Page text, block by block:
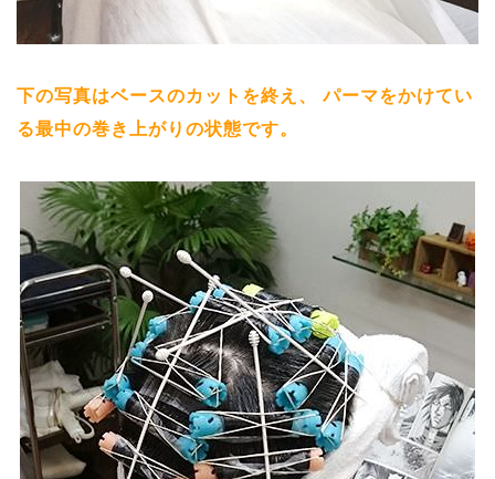
下の写真はベースのカットを終え、
パーマをかけてい
る最中の巻き上がりの状態です。